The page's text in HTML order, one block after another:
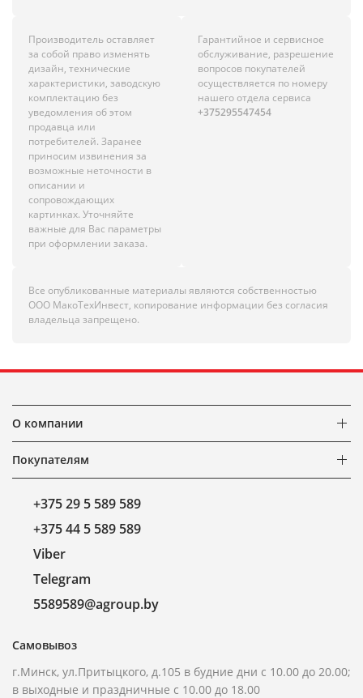
Производитель оставляет
за собой право изменять
дизайн, технические
характеристики, заводскую
комплектацию без
уведомления об этом
продавца или
потребителей. Заранее
приносим извинения за
возможные неточности в
описании и
сопровождающих
картинках. Уточняйте
важные для Вас параметры
при оформлении заказа.
Гарантийное и сервисное
обслуживание, разрешение
вопросов покупателей
осуществляется по номеру
нашего отдела сервиса
+375295547454
Все опубликованные материалы являются собственностью
ООО МакоТехИнвест, копирование информации без согласия
владельца запрещено.
О компании
Покупателям
+375 29 5 589 589
+375 44 5 589 589
Viber
Telegram
5589589@agroup.by
Самовывоз
г.Минск, ул.Притыцкого, д.105 в будние дни с 10.00 до 20.00;
в выходные и праздничные с 10.00 до 18.00